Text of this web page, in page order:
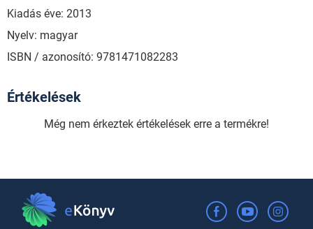
Kiadás éve: 2013
Nyelv: magyar
ISBN / azonosító: 9781471082283
Értékelések
Még nem érkeztek értékelések erre a termékre!